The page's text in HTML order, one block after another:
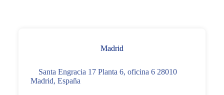
Madrid
Santa Engracia 17 Planta 6, oficina 6 28010
Madrid, España